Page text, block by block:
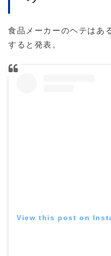
食品メーカーのヘテはあ
すると発表。
View this post on